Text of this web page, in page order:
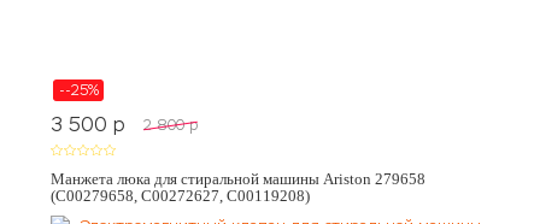
--25%
3 500 p 2 800 p
Манжета люка для стиральной машины Ariston 279658
(C00279658, C00272627, C00119208)